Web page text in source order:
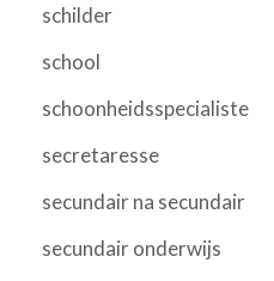
schilder
school
schoonheidsspecialiste
secretaresse
secundair na secundair
secundair onderwijs